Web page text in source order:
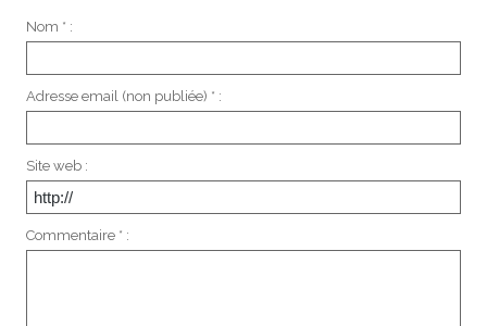
Nom * :
Adresse email (non publiée) * :
Site web :
Commentaire * :